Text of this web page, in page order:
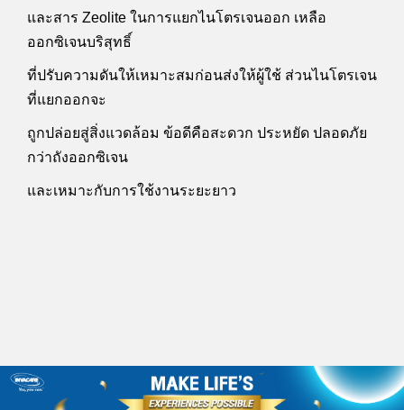
และสาร Zeolite ในการแยกไนโตรเจนออก เหลือ
ออกซิเจนบริสุทธิ์
ที่ปรับความดันให้เหมาะสมก่อนส่งให้ผู้ใช้ ส่วนไนโตรเจน
ที่แยกออกจะ
ถูกปล่อยสู่สิ่งแวดล้อม ข้อดีคือสะดวก ประหยัด ปลอดภัย
กว่าถังออกซิเจน
และเหมาะกับการใช้งานระยะยาว